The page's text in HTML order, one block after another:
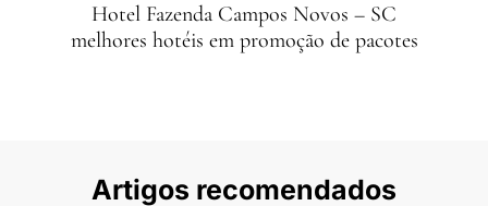
Hotel Fazenda Campos Novos – SC
melhores hotéis em promoção de pacotes
Artigos recomendados